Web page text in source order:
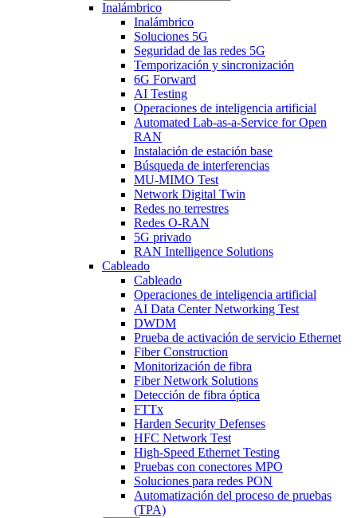
Inalámbrico
Inalámbrico
Soluciones 5G
Seguridad de las redes 5G
Temporización y sincronización
6G Forward
AI Testing
Operaciones de inteligencia artificial
Automated Lab-as-a-Service for Open
RAN
Instalación de estación base
Búsqueda de interferencias
MU-MIMO Test
Network Digital Twin
Redes no terrestres
Redes O-RAN
5G privado
RAN Intelligence Solutions
Cableado
Cableado
Operaciones de inteligencia artificial
AI Data Center Networking Test
DWDM
Prueba de activación de servicio Ethernet
Fiber Construction
Monitorización de fibra
Fiber Network Solutions
Detección de fibra óptica
FTTx
Harden Security Defenses
HFC Network Test
High-Speed Ethernet Testing
Pruebas con conectores MPO
Soluciones para redes PON
Automatización del proceso de pruebas
(TPA)